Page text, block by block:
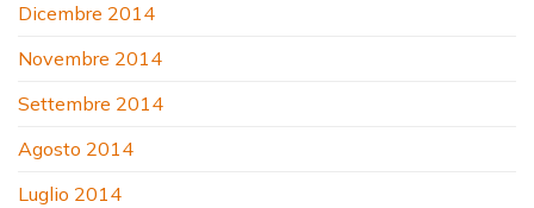
Dicembre 2014
Novembre 2014
Settembre 2014
Agosto 2014
Luglio 2014